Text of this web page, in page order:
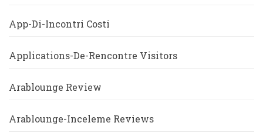
App-Di-Incontri Costi
Applications-De-Rencontre Visitors
Arablounge Review
Arablounge-Inceleme Reviews